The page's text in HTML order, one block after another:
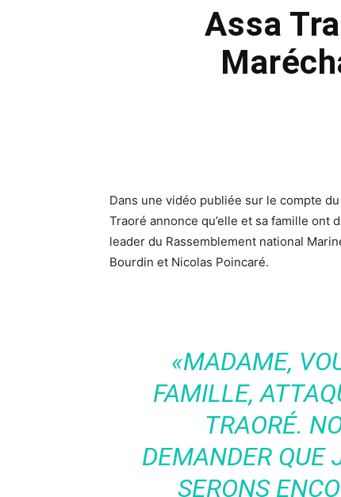
Assa
Dans une vidéo publiée sur le compte
Traoré annonce qu’elle et sa famille
leader du Rassemblement national
Bourdin et Nicolas Poincaré.
«MADAME,
FAMILLE,
TRAORÉ.
DEMANDER QUE
SERONS